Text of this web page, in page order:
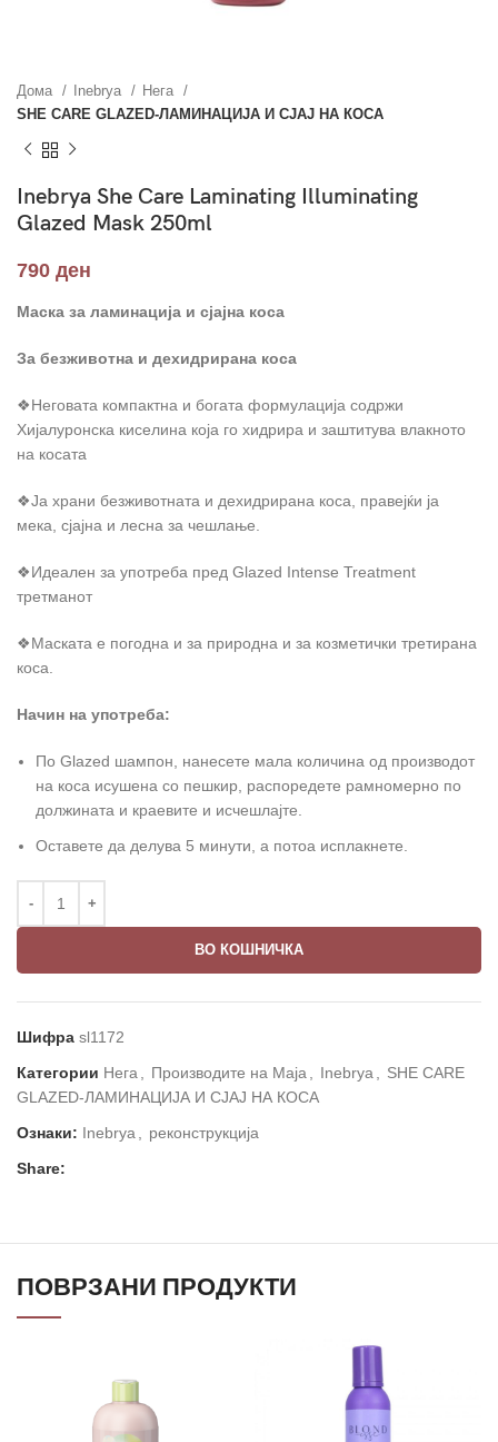
Дома Inebrya
Нега
SHE CARE GLAZED-ЛАМИНАЦИЈА И СЈАЈ НА КОСА
Inebrya She Care Laminating Illuminating
Glazed Mask 250ml
790 ден
Маска за ламинација и сјајна коса
За безживотна и дехидрирана коса
❖Неговата компактна и богата формулација содржи
Хијалуронска киселина која го хидрира и заштитува влакното
на косата
❖Ја храни безживотната и дехидрирана коса, правејќи ја
мека, сјајна и лесна за чешлање.
❖Идеален за употреба пред Glazed Intense Treatment
третманот
❖Маската е погодна и за природна и за козметички третирана
коса.
Начин на употреба:
По Glazed шампон, нанесете мала количина од производот
на коса исушена со пешкир, распоредете рамномерно по
должината и краевите и исчешлајте.
Оставете да делува 5 минути, а потоа исплакнете.
ВО КОШНИЧКА
Шифра sl1172
Категории Нега Производите на Маја Inebrya
SHE CARE
GLAZED-ЛАМИНАЦИЈА И СЈАЈ НА КОСА
Ознаки: Inebrya
реконструкција
Share:
ПОВРЗАНИ ПРОДУКТИ